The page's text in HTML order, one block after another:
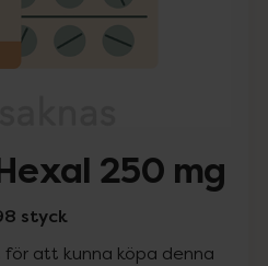
250 mg
styck
att kunna köpa denna